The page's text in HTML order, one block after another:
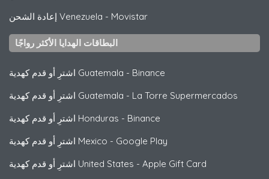
إعادة الشحن Venezuela - Movistar
البطاقات الهدايا الأكثر رواجًا
اشترِ أو قدم كهدية Guatemala - Binance
اشترِ أو قدم كهدية Guatemala - La Torre Supermercados
اشترِ أو قدم كهدية Honduras - Binance
اشترِ أو قدم كهدية Mexico - Google Play
اشترِ أو قدم كهدية United States - Apple Gift Card